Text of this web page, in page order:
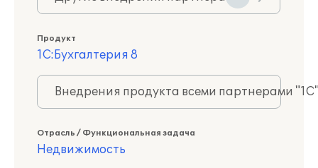
Продукт
1С:Бухгалтерия 8
Внедрения продукта всеми партнерами
Отрасль / Функциональная задача
Недвижимость